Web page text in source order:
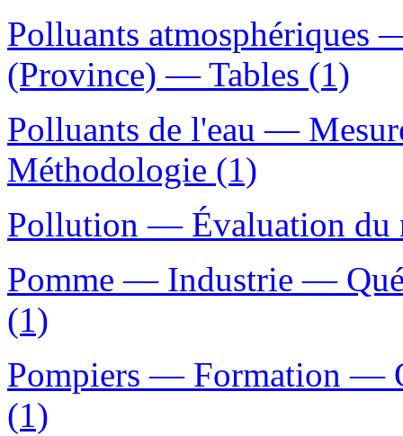
Polluants
(Province) — Tables (1)
Polluants de l'eau —
Méthodologie (1)
Pollution — Évaluation du
Pomme — Industrie —
(1)
Pompiers — Formation —
(1)